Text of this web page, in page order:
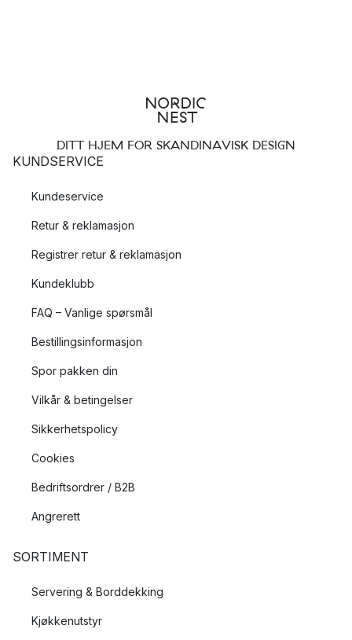
DITT HJEM FOR SKANDINAVISK DESIGN
KUNDSERVICE
Kundeservice
Retur & reklamasjon
Registrer retur & reklamasjon
Kundeklubb
FAQ – Vanlige spørsmål
Bestillingsinformasjon
Spor pakken din
Vilkår & betingelser
Sikkerhetspolicy
Cookies
Bedriftsordrer / B2B
Angrerett
SORTIMENT
Servering & Borddekking
Kjøkkenutstyr